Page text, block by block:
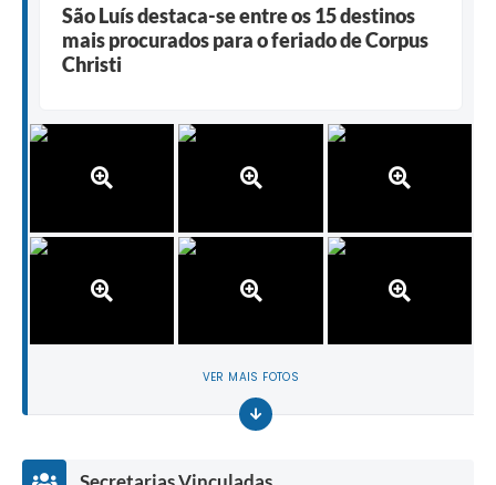
São Luís destaca-se entre os 15 destinos
mais procurados para o feriado de Corpus
Christi
VER MAIS FOTOS